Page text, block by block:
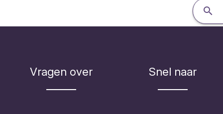
Vragen over Snel naar